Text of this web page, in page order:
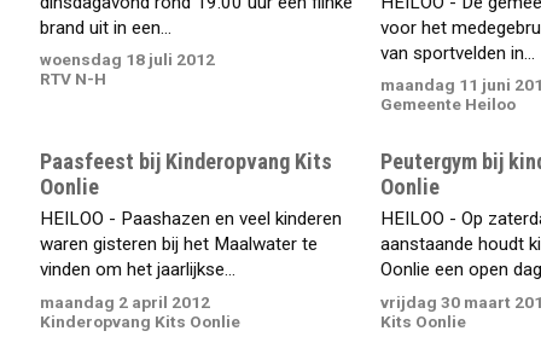
brand uit in een...
woensdag 18 juli 2012
RTV N-H
voor het
van sportvelden in...
maandag 11 juni
Gemeente Heiloo
Paasfeest bij Kinderopvang Kits
Oonlie
HEILOO - Paashazen en veel kinderen
waren gisteren bij het Maalwater te
vinden om het jaarlijkse...
maandag 2 april 2012
Kinderopvang Kits Oonlie
Peutergym bij
Oonlie
HEILOO - Op
aanstaande houdt
Oonlie een open
vrijdag 30 maart
Kits Oonlie